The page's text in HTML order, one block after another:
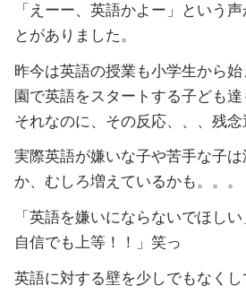
「えーー、英語かよー」という
とがありました。
昨今は英語の授業も小学生から
園で英語をスタートする子ども達
それなのに、その反応、、、残念
実際英語が嫌いな子や苦手な子
か、むしろ増えているかも。。。
「英語を嫌いにならないでほし
自信でも上等！！」笑っ
英語に対する壁を少しでもなく